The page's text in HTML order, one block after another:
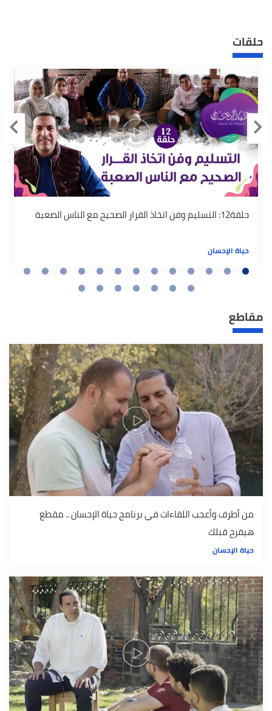
حلقات
حلقة12: التسليم وفن اتخاذ القرار الصحيح مع الناس الصعبة
حياة الإحسان
مقاطع
من أطرف وأعجب اللقاءات في برنامج حياة الإحسان .. مقطع
هيفرح قبلك
حياة الإحسان